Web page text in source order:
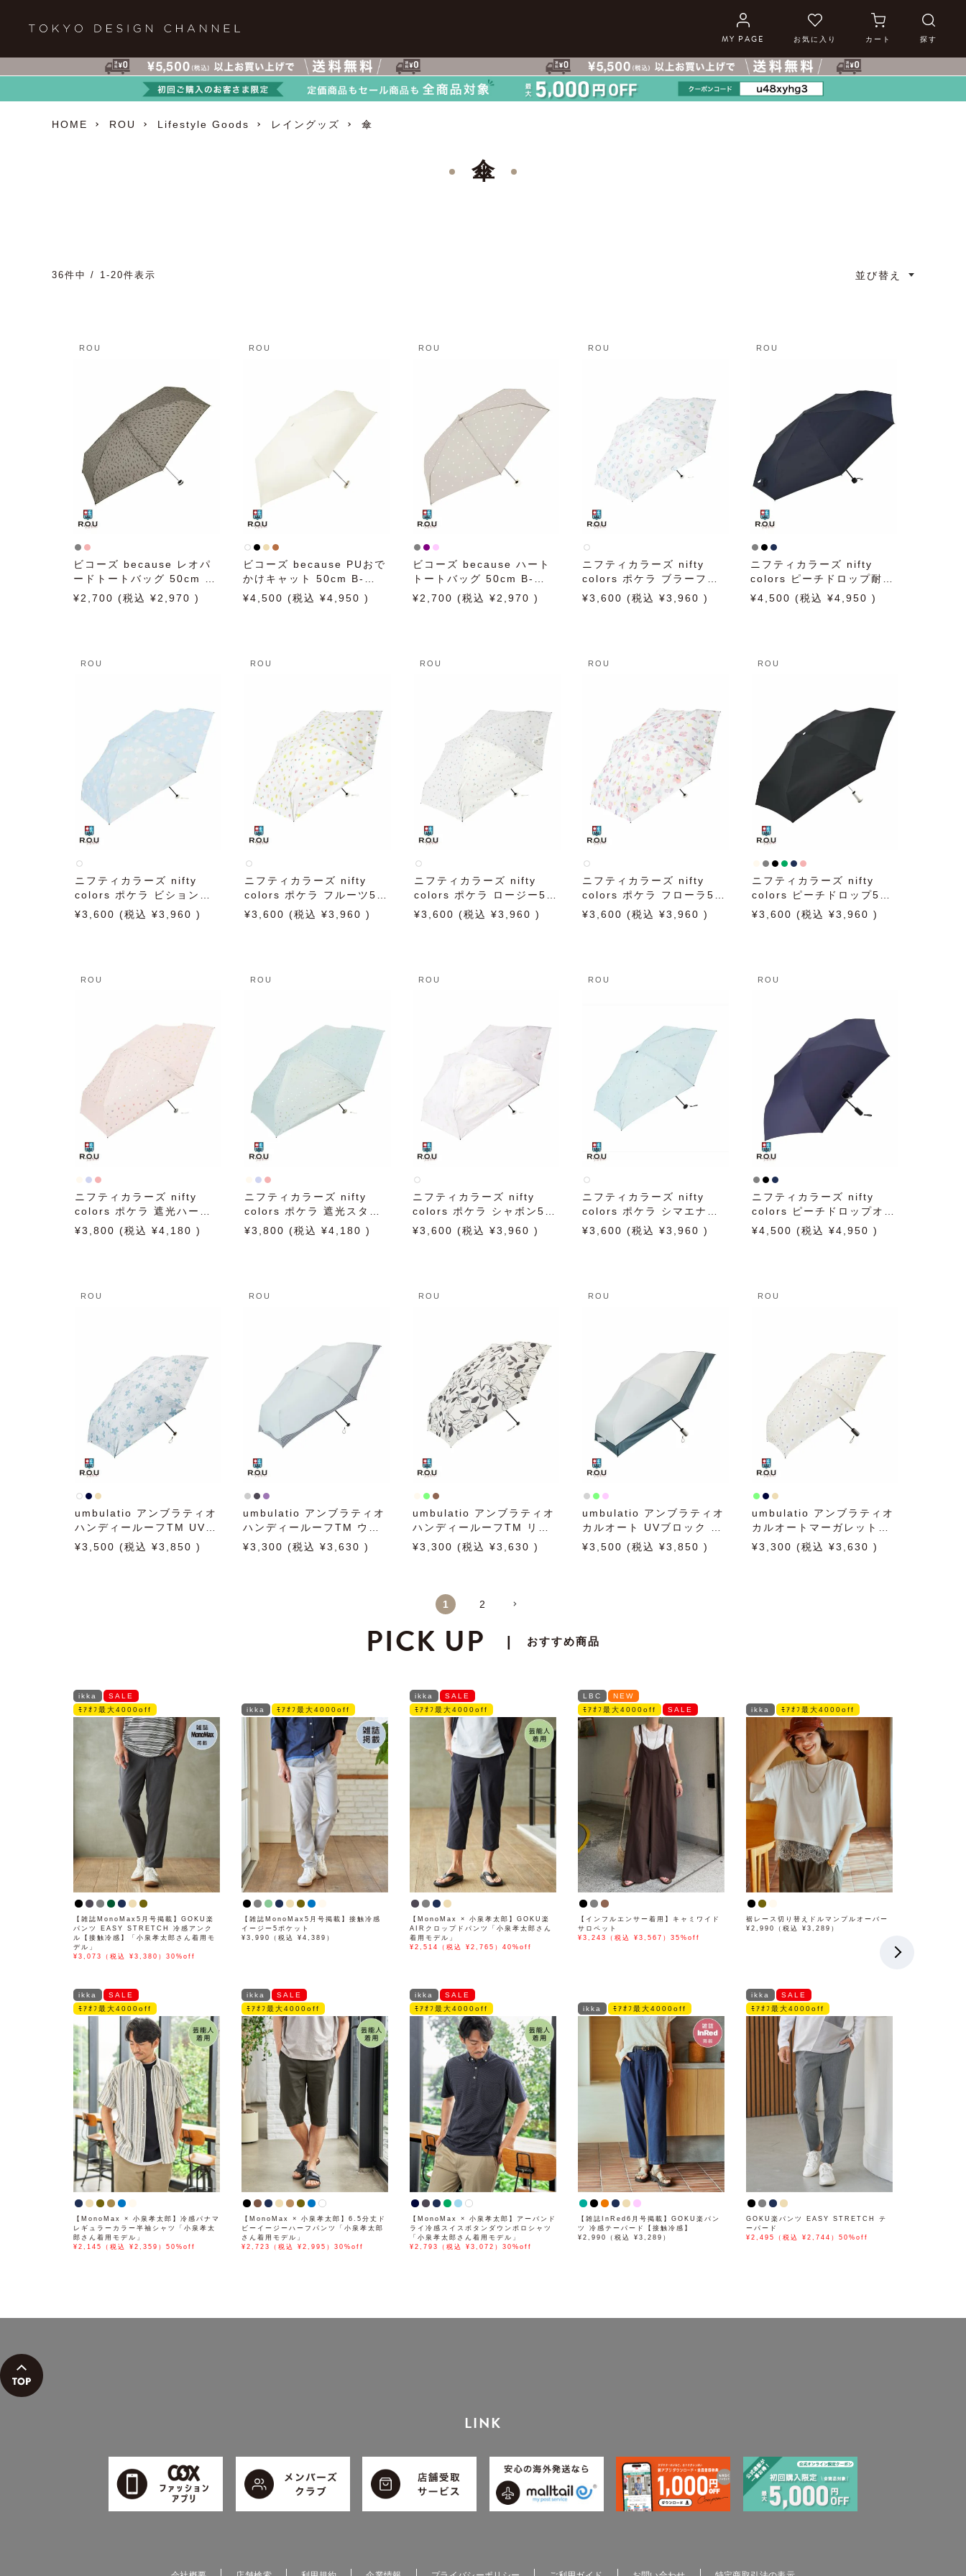
MY PAGE お気に入り カート 探す
HOME ROU Lifestyle Goods レイングッズ 傘
傘
並び替え
36件中 1 - 20件表示
ROU
ビコーズ because レオパ
ードトートバッグ 50cm B-
015574 日傘 雨傘 折りた
たみ傘 晴雨兼用
2,700 2,970
ROU
ビコーズ because PUおで
かけキャット 50cm B-
095856 日傘 雨傘 折りた
たみ傘 晴雨兼用
4,500 4,950
ROU
ビコーズ because ハート
トートバッグ 50cm B-
015642 日傘 雨傘 折りた
たみ傘 晴雨兼用
2,700 2,970
ROU
ニフティカラーズ nifty
colors ポケラ ブラーフラ
ワー5段ミニ オフホワイト
50cm 日傘 雨傘 折りたた
3,600 3,960
ROU
ニフティカラーズ nifty
colors ピーチドロップ耐風
ミニ 65cm 日傘 雨傘 折り
たたみ傘 晴雨兼用
4,500 4,950
ROU
ニフティカラーズ nifty
colors ポケラ ビションフ
リーゼ5段ミニ 50cm サッ
クス 日傘 雨傘 折りたたみ
3,600 3,960
ROU
ニフティカラーズ nifty
colors ポケラ フルーツ5段
ミニ 50cm オフホワイト
日傘 雨傘 折りたたみ傘 晴
3,600 3,960
ROU
ニフティカラーズ nifty
colors ポケラ ロージー5段
ミニ 50cm オフホワイト
日傘 雨傘 折りたたみ傘 晴
3,600 3,960
ROU
ニフティカラーズ nifty
colors ポケラ フローラ5段
ミニ オフホワイト 50cm
日傘 雨傘 折りたたみ傘 晴
3,600 3,960
ROU
ニフティカラーズ nifty
colors ピーチドロップ5段
ミニ 50cm 日傘 雨傘 折り
たたみ傘 晴雨兼用
3,600 3,960
ROU
ニフティカラーズ nifty
colors ポケラ 遮光ハート5
段ミニ 50cm 日傘 雨傘 折
りたたみ傘 晴雨兼用
3,800 4,180
ROU
ニフティカラーズ nifty
colors ポケラ 遮光スター5
段ミニ 50cm 日傘 雨傘 折
りたたみ傘 晴雨兼用
3,800 4,180
ROU
ニフティカラーズ nifty
colors ポケラ シャボン5段
ミニ 50cm ピンク 日傘 雨
傘 折りたたみ傘 晴雨兼用
3,600 3,960
ROU
ニフティカラーズ nifty
colors ポケラ シマエナガ5
段ミニ サックス 50cm 日
傘 雨傘 折りたたみ傘 晴雨
3,600 3,960
ROU
ニフティカラーズ nifty
colors ピーチドロップオー
トマティックミニ 58cm 日
傘 雨傘 折りたたみ傘 晴雨
4,500 4,950
ROU
umbulatio アンブラティオ
ハンディールーフTM UVブ
ロック ポムフラワー 55cm
日傘 雨傘 折りたたみ傘 晴
3,500 3,850
ROU
umbulatio アンブラティオ
ハンディールーフTM ウェ
ービーフレーム 60cm 日傘
雨傘 折りたたみ傘 晴雨兼用
3,300 3,630
ROU
umbulatio アンブラティオ
ハンディールーフTM リー
フ 60cm 日傘 雨傘 折りた
たみ傘 晴雨兼用
3,300 3,630
ROU
umbulatio アンブラティオ
カルオート UVブロック バ
イカラー 55cm 日傘 雨傘
折りたたみ傘 晴雨兼用
3,500 3,850
ROU
umbulatio アンブラティオ
カルオートマーガレット
55cm 日傘 雨傘 折りたた
み傘 晴雨兼用
3,300 3,630
1 2
PICK UP | おすすめ商品
ikka
SALE
ﾓｱｵﾌ最大4000off
【雑誌MonoMax5月号掲載】GOKU楽
パンツ EASY STRETCH 冷感アンク
ル【接触冷感】「小泉孝太郎さん着用モ
デル」
¥3,073（税込 ¥3,380）30%off
ikka ﾓｱｵﾌ最大4000off
【雑誌MonoMax5月号掲載】接触冷感
イージー5ポケット
¥3,990（税込 ¥4,389）
ikka
SALE
ﾓｱｵﾌ最大4000off
【MonoMax × 小泉孝太郎】GOKU楽
AIRクロップドパンツ「小泉孝太郎さん
着用モデル」
¥2,514（税込 ¥2,765）40%off
LBC
NEW
ﾓｱｵﾌ最大4000off
SALE
【インフルエンサー着用】キャミワイド
サロペット
¥3,243（税込 ¥3,567）35%off
ikka ﾓｱｵﾌ最大4000off
裾レース切り替えドルマンプルオーバー
¥2,990（税込 ¥3,289）
ikka
SALE
ﾓｱｵﾌ最大4000off
【MonoMax × 小泉孝太郎】冷感パナマ
レギュラーカラー半袖シャツ「小泉孝太
郎さん着用モデル」
¥2,145（税込 ¥2,359）50%off
ikka
SALE
ﾓｱｵﾌ最大4000off
【MonoMax × 小泉孝太郎】6.5分丈ド
ビーイージーハーフパンツ「小泉孝太郎
さん着用モデル」
¥2,723（税込 ¥2,995）30%off
ikka
SALE
ﾓｱｵﾌ最大4000off
【MonoMax × 小泉孝太郎】アーバンド
ライ冷感スイスボタンダウンポロシャツ
「小泉孝太郎さん着用モデル」
¥2,793（税込 ¥3,072）30%off
ikka ﾓｱｵﾌ最大4000off
【雑誌InRed6月号掲載】GOKU楽パン
ツ 冷感テーパード【接触冷感】
¥2,990（税込 ¥3,289）
ikka
SALE
ﾓｱｵﾌ最大4000off
GOKU楽パンツ EASY STRETCH テ
ーパード
¥2,495（税込 ¥2,744）50%off
LINK